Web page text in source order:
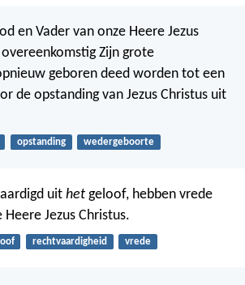
en Vader van onze Heere Jezus
Zijn grote
geboren deed worden tot een
de opstanding van Jezus Christus uit
opstanding wedergeboorte
uit het geloof, hebben vrede
Jezus Christus.
rechtvaardigheid vrede